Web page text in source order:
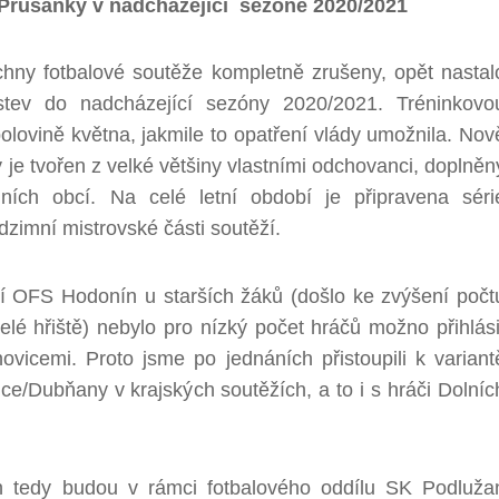
v nadcházející sezóně 2020/2021
fotbalové soutěže kompletně zrušeny, opět
do nadcházející sezóny 2020/2021.
května, jakmile to opatření vlády umožnila.
tvořen z velké většiny vlastními odchovanci,
obcí. Na celé letní období je připravena
mistrovské části soutěží.
OFS Hodonín u starších žáků (došlo ke zvýšení
hřiště) nebylo pro nízký počet hráčů možno
Proto jsme po jednáních přistoupili k
Dubňany v krajských soutěžích, a to i s hráči
budou v rámci fotbalového oddílu SK